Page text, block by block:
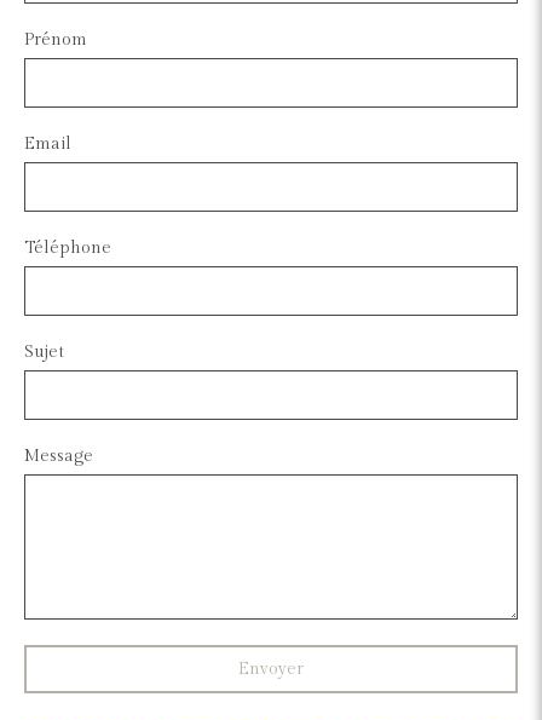
Prénom
Email
Téléphone
Sujet
Message
Envoyer